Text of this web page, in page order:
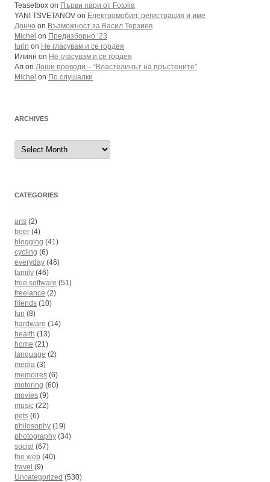
Teasetbox on Първи пари от Fotolia
YANI TSVETANOV on Електромобил: регистрация и име
Дончо on Възможност за Васил Терзиев
Michel on Предизборно ’23
turin on Не гласувам и се гордея
Илиян on Не гласувам и се гордея
Ал on Лоши преводи – “Властелинът на пръстените”
Michel on По слушалки
ARCHIVES
Archives
CATEGORIES
arts (2)
beer (4)
blogging (41)
cycling (6)
everyday (46)
family (46)
free software (51)
freelance (2)
friends (10)
fun (8)
hardware (14)
health (13)
home (21)
language (2)
media (3)
memoires (6)
motoring (60)
movies (9)
music (22)
pets (6)
philosophy (19)
photography (34)
social (67)
the web (40)
travel (9)
Uncategorized (530)